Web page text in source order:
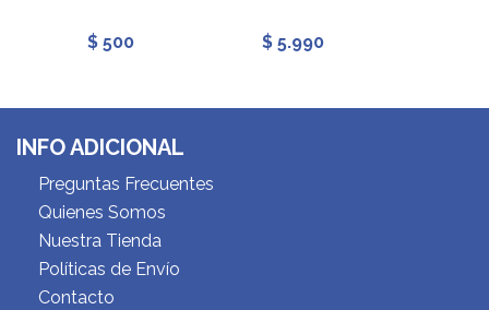
$ 500 $ 5.990
INFO ADICIONAL
Preguntas Frecuentes
Quienes Somos
Nuestra Tienda
Políticas de Envío
Contacto